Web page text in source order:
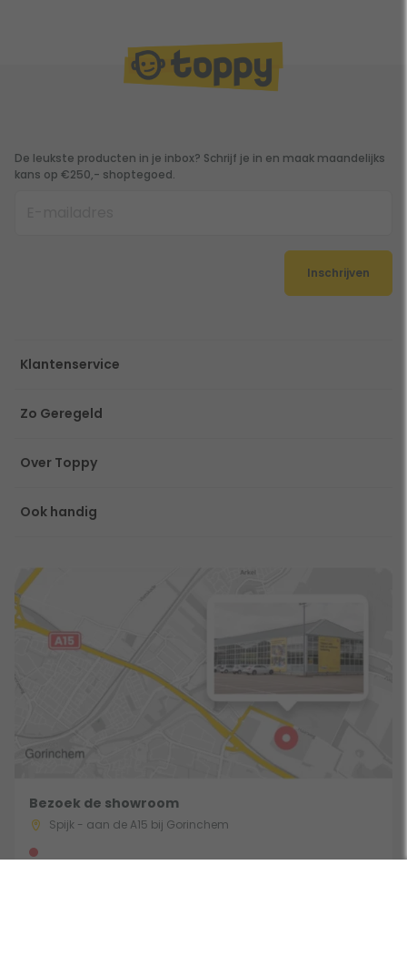
De leukste producten in je inbox? Schrijf je in en maak maandelijks
kans op €250,- shoptegoed.
Inschrijven
Klantenservice
Zo Geregeld
Over Toppy
Ook handig
Bezoek de showroom
Spijk - aan de A15 bij Gorinchem